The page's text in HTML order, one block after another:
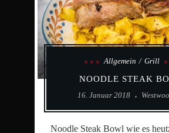
Allgemein Grill
NOODLE STEAK
16. Januar 2018
Noodle Steak Bowl wie es